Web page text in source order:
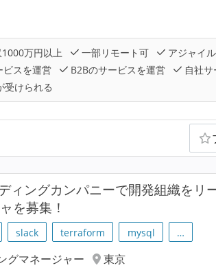
万円以上 一部リモート可
アジャイ
スを運営 B2Bのサービスを運営
自社
けられる
ィングカンパニーで開発組織をリ
を募集！
slack terraform mysql …
グマネージャー
東京